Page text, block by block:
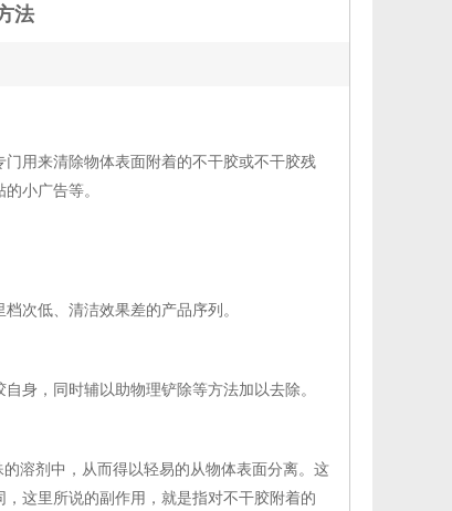
法
用来清除物体表面附着的不干胶或不干胶残
小广告等。
次低、清洁效果差的产品序列。
身，同时辅以助物理铲除等方法加以去除。
溶剂中，从而得以轻易的从物体表面分离。这
这里所说的副作用，就是指对不干胶附着的